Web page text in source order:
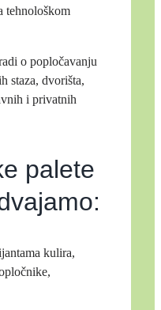
tehnološkom
o popločavanju
staza, dvorišta,
i privatnih
palete
kulira,